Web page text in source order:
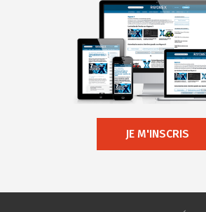
JE M'INSCRIS